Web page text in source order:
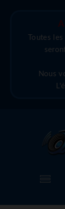
Toutes
Nous